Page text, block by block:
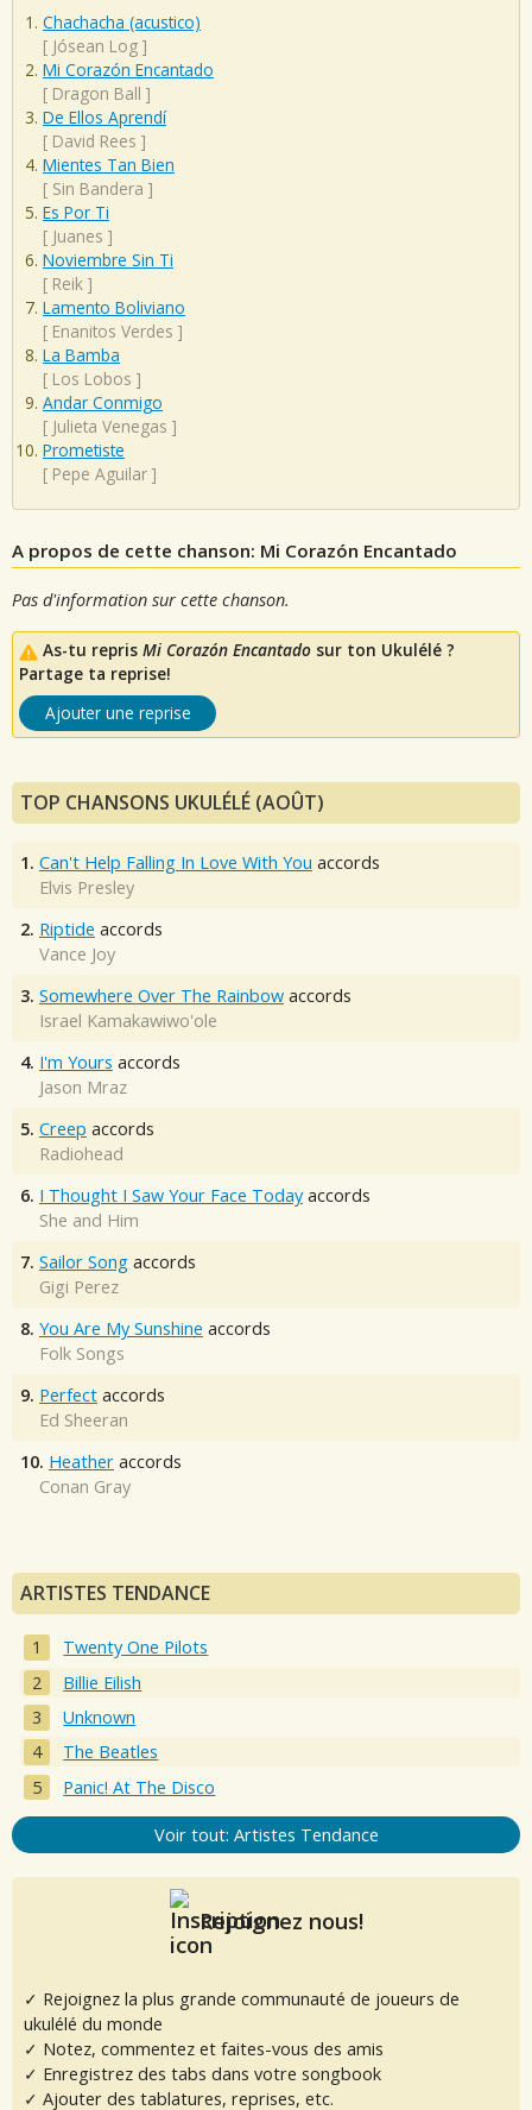
Chachacha (acustico)
[ Jósean Log ]
Mi Corazón Encantado
[ Dragon Ball ]
De Ellos Aprendí
[ David Rees ]
Mientes Tan Bien
[ Sin Bandera ]
Es Por Ti
[ Juanes ]
Noviembre Sin Ti
[ Reik ]
Lamento Boliviano
[ Enanitos Verdes ]
La Bamba
[ Los Lobos ]
Andar Conmigo
[ Julieta Venegas ]
Prometiste
[ Pepe Aguilar ]
A propos de cette chanson: Mi Corazón Encantado
Pas d'information sur cette chanson.
As-tu repris Mi Corazón Encantado sur ton Ukulélé ?
Partage ta reprise!
Ajouter une reprise
TOP CHANSONS UKULÉLÉ (AOÛT)
1. Can't Help Falling In Love With You accords
Elvis Presley
2. Riptide accords
Vance Joy
3. Somewhere Over The Rainbow accords
Israel Kamakawiwo'ole
4. I'm Yours accords
Jason Mraz
5. Creep accords
Radiohead
6. I Thought I Saw Your Face Today accords
She and Him
7. Sailor Song accords
Gigi Perez
8. You Are My Sunshine accords
Folk Songs
9. Perfect accords
Ed Sheeran
10. Heather accords
Conan Gray
ARTISTES TENDANCE
Twenty One Pilots
Billie Eilish
Unknown
The Beatles
Panic! At The Disco
Voir tout: Artistes Tendance
Rejoignez nous!
✓ Rejoignez la plus grande communauté de joueurs de
ukulélé du monde
✓ Notez, commentez et faites-vous des amis
✓ Enregistrez des tabs dans votre songbook
✓ Ajouter des tablatures, reprises, etc.